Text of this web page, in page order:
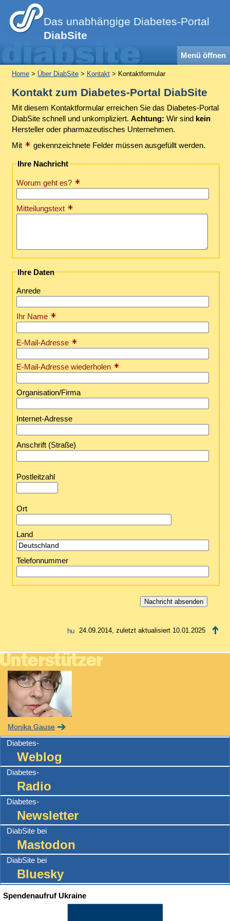
Das unabhängige Diabetes-Portal
DiabSite
Menü öffnen
Home> Über DiabSite> Kontakt> Kontaktformular
Kontakt zum Diabetes-Portal DiabSite
Mit diesem Kontaktformular erreichen Sie das Diabetes-Portal
DiabSite schnell und unkompliziert. Achtung: Wir sind kein
Hersteller oder pharmazeutisches Unternehmen.
Mit
gekennzeichnete Felder müssen ausgefüllt werden.
Ihre Nachricht
Worum geht es?
Mitteilungstext
Ihre Daten
Anrede
Ihr Name
E-Mail-Adresse
E-Mail-Adresse wiederholen
Organisation/Firma
Internet-Adresse
Anschrift (Straße)
Postleitzahl
Ort
Land
Telefonnummer
24.09.2014, zuletzt aktualisiert 10.01.2025
Monika Gause
Diabetes-
Weblog
Diabetes-
Radio
Diabetes-
Newsletter
DiabSite bei
Mastodon
DiabSite bei
Bluesky
Spendenaufruf Ukraine